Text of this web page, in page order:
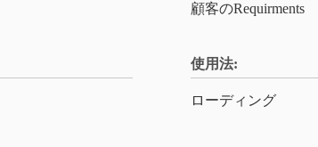
顧客のRequirments
使用法:
ローディング